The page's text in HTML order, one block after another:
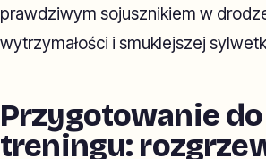
prawdziwym sojusznikiem w
wytrzymałości i smuklejszej
Przygotowanie do
treningu: